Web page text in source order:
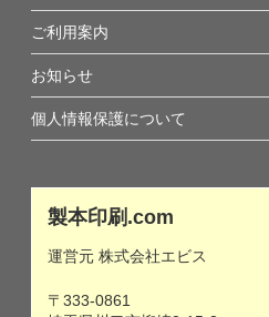
ご利用案内
お知らせ
個人情報保護について
製本印刷.com
運営元 株式会社エビス
〒333-0861